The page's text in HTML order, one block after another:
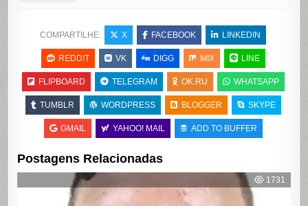
COMPARTILHE: X FACEBOOK LINKEDIN
REDDIT VK DIGG MIX LINE
FLIPBOARD TELEGRAM OK.RU WHATSAPP
TUMBLR WORDPRESS BLOGGER SKYPE
GMAIL YAHOO! MAIL ADD TO BUFFER
Postagens Relacionadas
1731